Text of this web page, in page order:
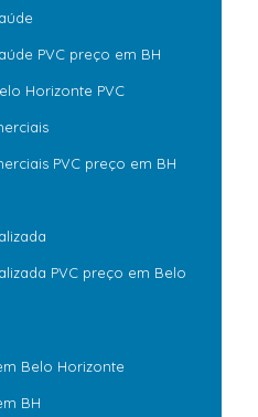
PVC preço em BH
Horizonte PVC
PVC preço em BH
PVC preço em Belo
Belo Horizonte
BH